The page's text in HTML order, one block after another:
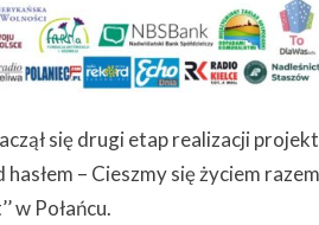
się drugi etap realizacji
hasłem – Cieszmy się życiem
w Połańcu.